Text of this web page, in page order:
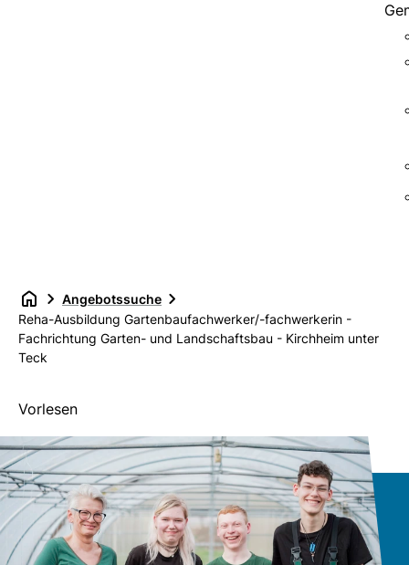
Angebotssuche
Reha-Ausbildung Gartenbaufachwerker/-fachwerkerin -
Fachrichtung Garten- und Landschaftsbau - Kirchheim unter
Teck
Vorlesen